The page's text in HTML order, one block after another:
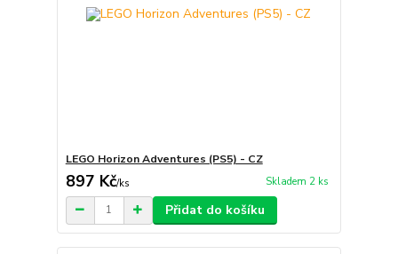
LEGO Horizon Adventures (PS5) - CZ
897 Kč/ks Skladem 2 ks
Přidat do košíku